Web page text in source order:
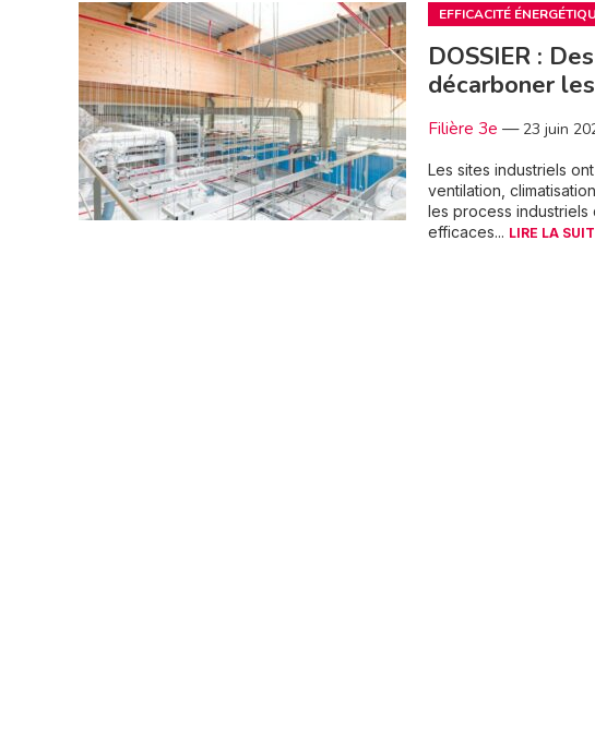
EFFICACITÉ
DOSSIER :
décarboner
Filière 3e — 23 juin
Les sites industriels
ventilation,
les process industriels
efficaces... LIRE LA